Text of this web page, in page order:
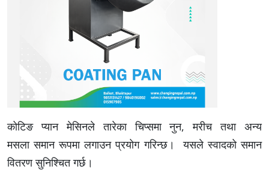
कोटिङ प्यान मेसिनले तारेका चिप्समा नुन, मरीच तथा अन्य
मसला समान रूपमा लगाउन प्रयोग गरिन्छ। यसले स्वादको समान
वितरण सुनिश्चित गर्छ।